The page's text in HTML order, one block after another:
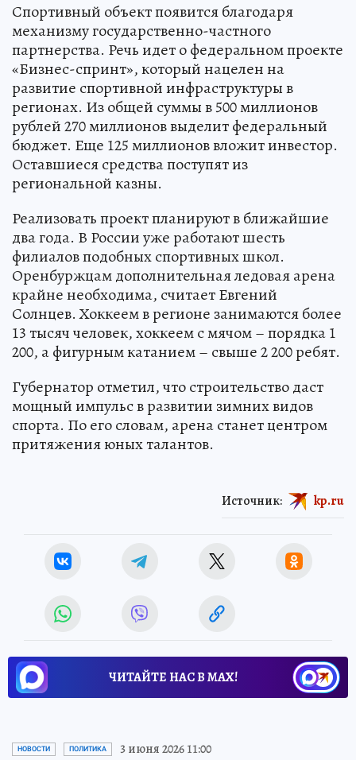
Спортивный объект появится благодаря
механизму государственно-частного
партнерства. Речь идет о федеральном проекте
«Бизнес-спринт», который нацелен на
развитие спортивной инфраструктуры в
регионах. Из общей суммы в 500 миллионов
рублей 270 миллионов выделит федеральный
бюджет. Еще 125 миллионов вложит инвестор.
Оставшиеся средства поступят из
региональной казны.
Реализовать проект планируют в ближайшие
два года. В России уже работают шесть
филиалов подобных спортивных школ.
Оренбуржцам дополнительная ледовая арена
крайне необходима, считает Евгений
Солнцев. Хоккеем в регионе занимаются более
13 тысяч человек, хоккеем с мячом – порядка 1
200, а фигурным катанием – свыше 2 200 ребят.
Губернатор отметил, что строительство даст
мощный импульс в развитии зимних видов
спорта. По его словам, арена станет центром
притяжения юных талантов.
Источник: kp.ru
ЧИТАЙТЕ НАС В МАХ!
НОВОСТИ ПОЛИТИКА 3 июня 2026 11:00